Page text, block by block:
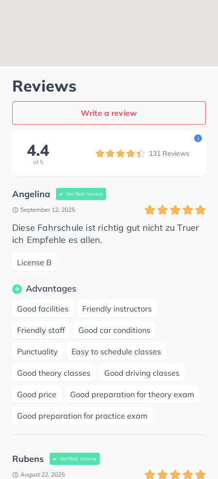
Reviews
Write a review
4.4
of 5
131 Reviews
i
Angelina Verified review
September 12, 2025
Diese Fahrschule ist richtig gut nicht zu Truer
ich Empfehle es allen.
License B
Advantages
Good facilities Friendly instructors
Friendly staff Good car conditions
Punctuality Easy to schedule classes
Good theory classes Good driving classes
Good price Good preparation for theory exam
Good preparation for practice exam
Rubens Verified review
August 22, 2025